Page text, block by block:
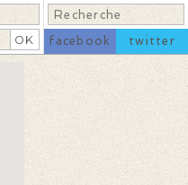
facebook
twitter